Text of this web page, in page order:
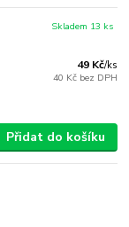
49 Kč/ks
40 Kč bez DPH
Skladem 13 ks
Přidat do košíku